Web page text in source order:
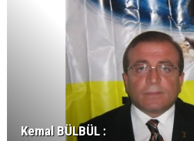
Kemal BÜLBÜL :